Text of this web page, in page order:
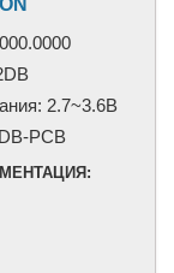
2.7~3.6В
PCB